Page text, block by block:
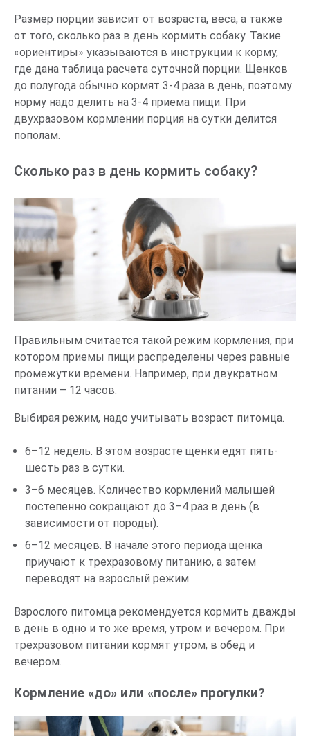
Размер порции зависит от возраста, веса, а также
от того, сколько раз в день кормить собаку. Такие
«ориентиры» указываются в инструкции к корму,
где дана таблица расчета суточной порции. Щенков
до полугода обычно кормят 3-4 раза в день, поэтому
норму надо делить на 3-4 приема пищи. При
двухразовом кормлении порция на сутки делится
пополам.
Сколько раз в день кормить собаку?
Правильным считается такой режим кормления, при
котором приемы пищи распределены через равные
промежутки времени. Например, при двукратном
питании – 12 часов.
Выбирая режим, надо учитывать возраст питомца.
6–12 недель. В этом возрасте щенки едят пять-
шесть раз в сутки.
3–6 месяцев. Количество кормлений малышей
постепенно сокращают до 3–4 раз в день (в
зависимости от породы).
6–12 месяцев. В начале этого периода щенка
приучают к трехразовому питанию, а затем
переводят на взрослый режим.
Взрослого питомца рекомендуется кормить дважды
в день в одно и то же время, утром и вечером. При
трехразовом питании кормят утром, в обед и
вечером.
Кормление «до» или «после» прогулки?